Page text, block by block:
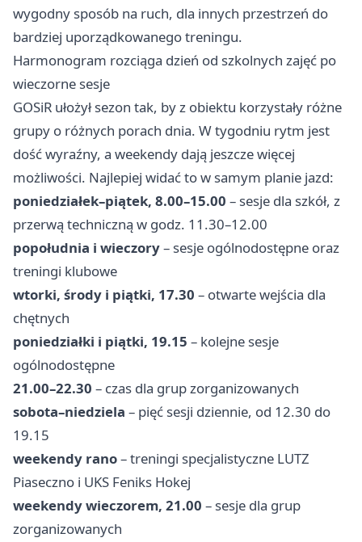
wygodny sposób na ruch, dla innych przestrzeń do
bardziej uporządkowanego treningu.
Harmonogram rozciąga dzień od szkolnych zajęć po
wieczorne sesje
GOSiR ułożył sezon tak, by z obiektu korzystały różne
grupy o różnych porach dnia. W tygodniu rytm jest
dość wyraźny, a weekendy dają jeszcze więcej
możliwości. Najlepiej widać to w samym planie jazd:
poniedziałek–piątek, 8.00–15.00 – sesje dla szkół, z
przerwą techniczną w godz. 11.30–12.00
popołudnia i wieczory– sesje ogólnodostępne oraz
treningi klubowe
wtorki, środy i piątki, 17.30 – otwarte wejścia dla
chętnych
poniedziałki i piątki, 19.15 – kolejne sesje
ogólnodostępne
21.00–22.30 – czas dla grup zorganizowanych
sobota–niedziela – pięć sesji dziennie, od 12.30 do
19.15
weekendy rano– treningi specjalistyczne LUTZ
Piaseczno i UKS Feniks Hokej
weekendy wieczorem, 21.00 – sesje dla grup
zorganizowanych